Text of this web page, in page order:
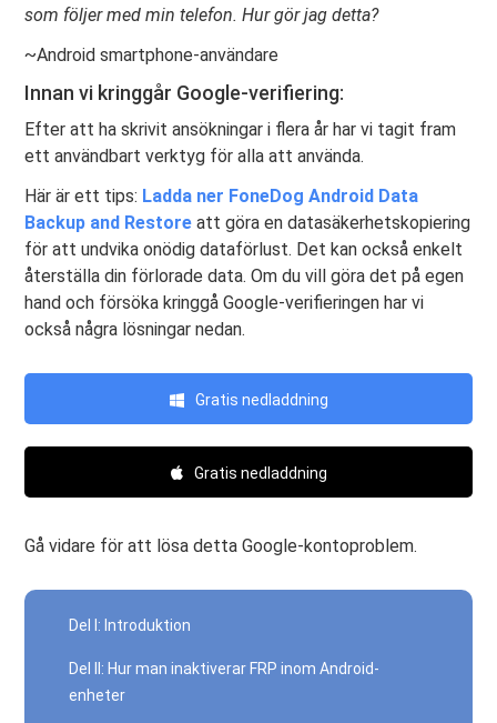
som följer med min telefon. Hur gör jag detta?
~Android smartphone-användare
Innan vi kringgår Google-verifiering:
Efter att ha skrivit ansökningar i flera år har vi tagit fram
ett användbart verktyg för alla att använda.
Här är ett tips: Ladda ner FoneDog Android Data
Backup and Restore att göra en datasäkerhetskopiering
för att undvika onödig dataförlust. Det kan också enkelt
återställa din förlorade data. Om du vill göra det på egen
hand och försöka kringgå Google-verifieringen har vi
också några lösningar nedan.
Gratis nedladdning
Gratis nedladdning
Gå vidare för att lösa detta Google-kontoproblem.
Del I: Introduktion
Del II: Hur man inaktiverar FRP inom Android-
enheter